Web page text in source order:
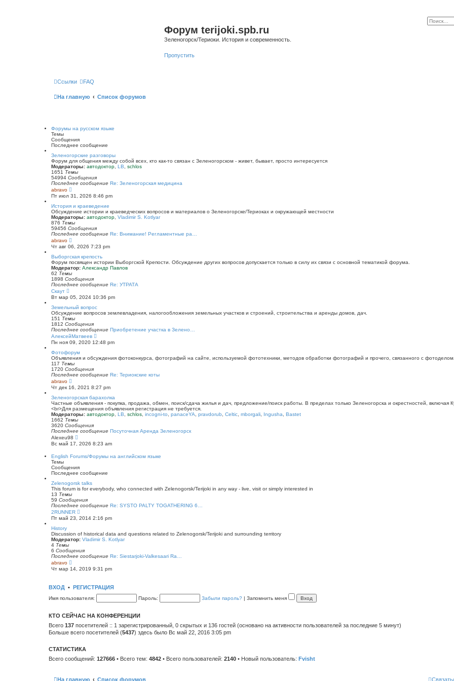
Форум terijoki.spb.ru
Зеленогорск/Териоки. История и современность.
Пропустить
Ссылки FAQ
На главную Список форумов
Форумы на русском языке
Темы
Сообщения
Последнее сообщение
Зеленогорские разговоры
Форум для общения между собой всех, кто как-то связан с Зеленогорском - живет, бывает, просто интересуется
Модераторы: автодоктор LB
schlos
1651 Темы
54994 Сообщения
Последнее сообщение Re: Зеленогорская медицина
abravo
е
р
е
й
т
и
к
п
с
л
е
д
н
е
м
у
о
щ
е
н
и
ю
Пт июл 31, 2026 8:46 pm
История и краеведение
Обсуждение истории и краеведческих вопросов и материалов о Зеленогорске/Териоках и окружающей местности
Модераторы: автодоктор Vladimir S. Kotlyar
876 Темы
59456 Сообщения
Последнее сообщение Re: Внимание! Регламентные ра…
abravo
е
р
е
й
т
и
к
п
с
л
е
д
н
е
м
у
с
о
б
щ
е
н
и
Чт авг 06, 2026 7:23 pm
Выборгская крепость
Форум посвящен истории Выборгской Крепости. Обсуждение других вопросов допускается только в силу их связи с основной тематикой форума.
Модератор: Александр Павлов
62 Темы
1898 Сообщения
Последнее сообщение Re: УТРАТА
Скаут
е
р
е
й
т
и
к
п
о
с
л
е
д
н
е
м
у
с
о
б
щ
е
н
и
ю
Вт мар 05, 2024 10:36 pm
Земельный вопрос
Обсуждение вопросов землевладения, налогообложения земельных участков и строений, строительства и аренды домов, дач.
151 Темы
1812 Сообщения
Последнее сообщение Приобретение участка в Зелено…
АлексейМатвеев
е
р
й
т
к
о
с
л
е
д
н
е
у
о
щ
и
Пн ноя 09, 2020 12:48 pm
Фотофорум
Объявления и обсуждения фотоконкурса, фотографий на сайте, используемой фототехники, методов обработки фотографий и прочего, связанного с фотоделом.
117 Темы
1720 Сообщения
Последнее сообщение Re: Териокские коты
abravo
е
р
е
й
т
и
к
п
о
с
л
е
н
м
у
о
о
б
щ
е
н
и
Чт дек 16, 2021 8:27 pm
Зеленогорская барахолка
Частные объявления - покупка, продажа, обмен, поиск/сдача жилья и дач, предложение/поиск работы. В пределах только Зеленогорска и окрестностей,
<br>Для размещения объявления регистрация не требуется.
Модераторы: автодоктор LB schlos incogni-to panaceYA pravdorub Celtic mborgali Ingusha
Bastet
1662 Темы
3620 Сообщения
Последнее сообщение Посуточная Аренда Зеленогорск
Alexeu98
е
р
й
и
к
п
о
с
е
д
н
е
с
о
б
щ
н
Вс май 17, 2026 8:23 am
English Forums/Форумы на английском языке
Темы
Сообщения
Последнее сообщение
Zelenogorsk talks
This forum is for everybody, who connected with Zelenogorsk/Terijoki in any way - live, visit or simply interested in
13 Темы
59 Сообщения
Последнее сообщение Re: SYSTO PALTY TOGATHERING 6…
2RUNNER
е
р
й
т
к
п
с
л
н
м
о
б
щ
и
Пт май 23, 2014 2:16 pm
History
Discussion of historical data and questions related to Zelenogorsk/Terijoki and surrounding territory
Модератор: Vladimir S. Kotlyar
4 Темы
6 Сообщения
Последнее сообщение Re: Siestarjoki-Valkesaari Ra…
abravo
е
р
т
к
о
с
л
е
д
м
с
б
Чт мар 14, 2019 9:31 pm
ВХОД • РЕГИСТРАЦИЯ
Имя пользователя: Пароль: Забыли пароль? | Запомнить меня
КТО СЕЙЧАС НА КОНФЕРЕНЦИИ
Всего 137 посетителей :: 1 зарегистрированный, 0 скрытых и 136 гостей (основано на активности пользователей за последние 5 минут)
Больше всего посетителей (5437) здесь было Вс май 22, 2016 3:05 pm
СТАТИСТИКА
Всего сообщений: 127666 • Всего тем: 4842 • Всего пользователей: 2140 • Новый пользователь: Fvisht
На главную Список форумов